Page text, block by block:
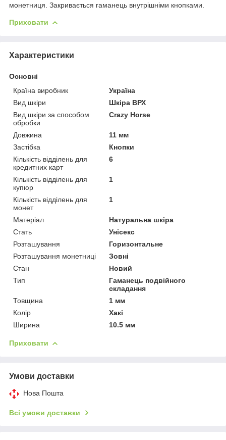
монетниця. Закривається гаманець внутрішніми кнопками.
Приховати
Характеристики
Основні
Країна виробник
Україна
Вид шкіри
Шкіра ВРХ
Вид шкіри за способом
обробки
Crazy Horse
Довжина
11 мм
Застібка
Кнопки
Кількість відділень для
кредитних карт
6
Кількість відділень для
купюр
1
Кількість відділень для
монет
1
Матеріал
Натуральна шкіра
Стать
Унісекс
Розташування
Горизонтальне
Розташування монетниці
Зовні
Стан
Новий
Тип
Гаманець подвійного
складання
Товщина
1 мм
Колір
Хакі
Ширина
10.5 мм
Приховати
Умови доставки
Нова Пошта
Всі умови доставки